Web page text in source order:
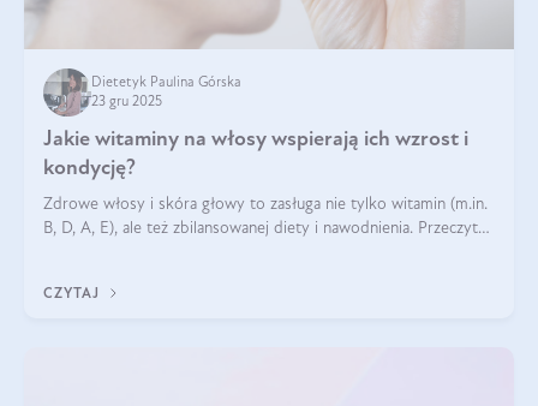
Dietetyk Paulina Górska
23 gru 2025
Jakie witaminy na włosy wspierają ich wzrost i
kondycję?
Zdrowe włosy i skóra głowy to zasługa nie tylko witamin (m.in.
B, D, A, E), ale też zbilansowanej diety i nawodnienia. Przeczytaj
CZYTAJ